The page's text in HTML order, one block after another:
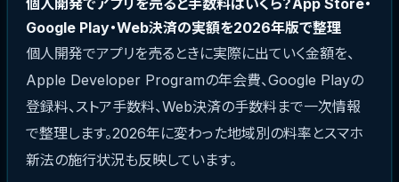
個人開発でアプリを売ると手数料はいくら？App Store・
Google Play・Web決済の実額を2026年版で整理
個人開発でアプリを売るときに実際に出ていく金額を、
Apple Developer Programの年会費、Google Playの
登録料、ストア手数料、Web決済の手数料まで一次情報
で整理します。2026年に変わった地域別の料率とスマホ
新法の施行状況も反映しています。